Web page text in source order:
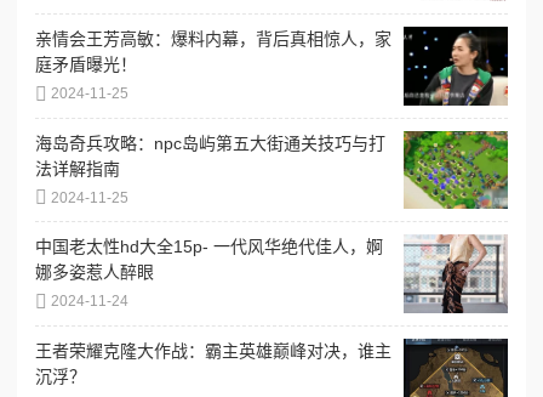
亲情会王芳高敏：爆料内幕，背后真相惊人，家
庭矛盾曝光！
2024-11-25
海岛奇兵攻略：npc岛屿第五大街通关技巧与打
法详解指南
2024-11-25
中国老太性hd大全15p- 一代风华绝代佳人，婀
娜多姿惹人醉眼
2024-11-24
王者荣耀克隆大作战：霸主英雄巅峰对决，谁主
沉浮？